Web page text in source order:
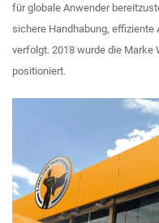
für globale Anwender
sichere Handhabung, effiziente
verfolgt. 2018 wurde die
positioniert.